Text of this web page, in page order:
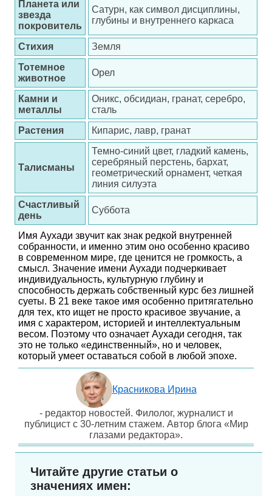
Планета или
звезда
покровитель
Сатурн, как символ дисциплины,
глубины и внутреннего каркаса
Стихия
Земля
Тотемное
животное
Орел
Камни и
металлы
Оникс, обсидиан, гранат, серебро,
сталь
Растения
Кипарис, лавр, гранат
Талисманы
Темно-синий цвет, гладкий камень,
серебряный перстень, бархат,
геометрический орнамент, четкая
линия силуэта
Счастливый
день
Суббота
Имя Аухади звучит как знак редкой внутренней
собранности, и именно этим оно особенно красиво
в современном мире, где ценится не громкость, а
смысл. Значение имени Аухади подчеркивает
индивидуальность, культурную глубину и
способность держать собственный курс без лишней
суеты. В 21 веке такое имя особенно притягательно
для тех, кто ищет не просто красивое звучание, а
имя с характером, историей и интеллектуальным
весом. Поэтому что означает Аухади сегодня, так
это не только «единственный», но и человек,
который умеет оставаться собой в любой эпохе.
Красникова Ирина
- редактор новостей. Филолог, журналист и
публицист с 30-летним стажем. Автор блога «Мир
глазами редактора».
Читайте другие статьи о
значениях имен: